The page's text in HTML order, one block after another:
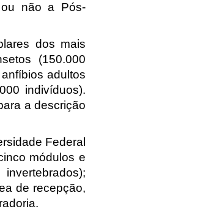
não a Pós-
dos mais
(150.000
adultos
indivíduos).
a descrição
Federal
módulos e
de recepção,